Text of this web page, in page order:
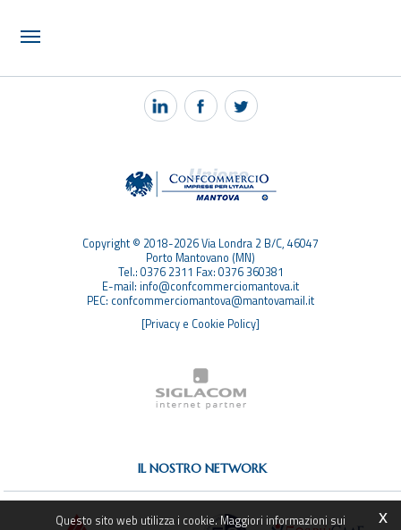
NOTIZIE
PEC MANTOVA MAIL
Copyright © 2018-2026 Via Londra 2 B/C, 46047
Porto Mantovano (MN)
Tel.: 0376 2311 Fax: 0376 360381
E-mail: info@confcommerciomantova.it
PEC: confcommerciomantova@mantovamail.it
[Privacy e Cookie Policy]
x
Questo sito web utilizza i cookie. Maggiori informazioni sui
IL NOSTRO NETWORK